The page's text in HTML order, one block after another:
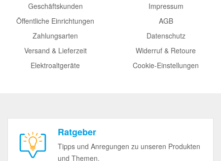
Geschäftskunden
Öffentliche Einrichtungen
Zahlungsarten
Versand & Lieferzeit
Elektroaltgeräte
Impressum
AGB
Datenschutz
Widerruf & Retoure
Cookie-Einstellungen
Ratgeber
Tipps und Anregungen zu unseren Produkten
und Themen.